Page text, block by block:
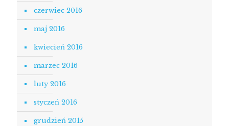
czerwiec 2016
maj 2016
kwiecień 2016
marzec 2016
luty 2016
styczeń 2016
grudzień 2015